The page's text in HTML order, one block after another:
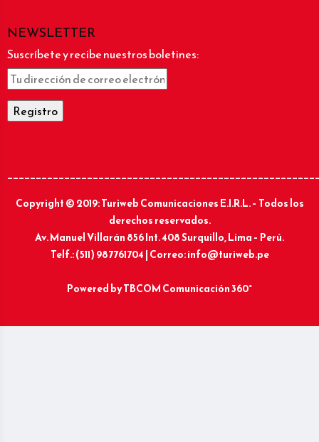
NEWSLETTER
Suscríbete y recibe nuestros boletines:
Copyright © 2019: Turiweb Comunicaciones E.I.R.L. – Todos los
derechos reservados.
Av. Manuel Villarán 856 Int. 408 Surquillo, Lima – Perú.
Telf.: (511) 987761704 | Correo: info@turiweb.pe
Powered byTBCOM Comunicación 360°